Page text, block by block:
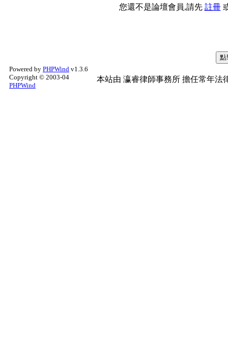
您還不是論壇會員,請先 註冊
Powered by PHPWind v1.3.6
Copyright © 2003-04
PHPWind
本站由 瀛睿律師事務所 擔任常年法